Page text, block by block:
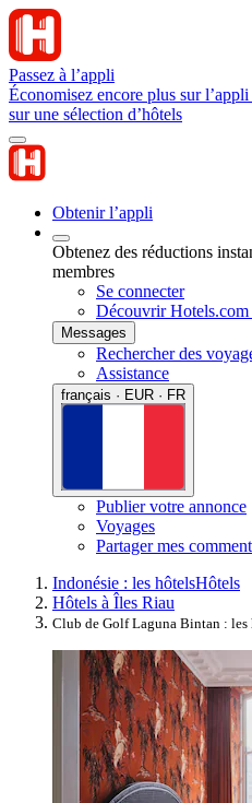
Passez à l’appli
Économisez encore plus sur
sur une sélection d’hôtels
Obtenir l’appli
Obtenez des réductions
membres
Se connecter
Découvrir Hotels.com
Messages
Rechercher des
Assistance
français · EUR · FR
Publier votre annonce
Voyages
Partager mes
Indonésie : les hôtelsHôtels
Hôtels à Îles Riau
Club de Golf Laguna Bintan :